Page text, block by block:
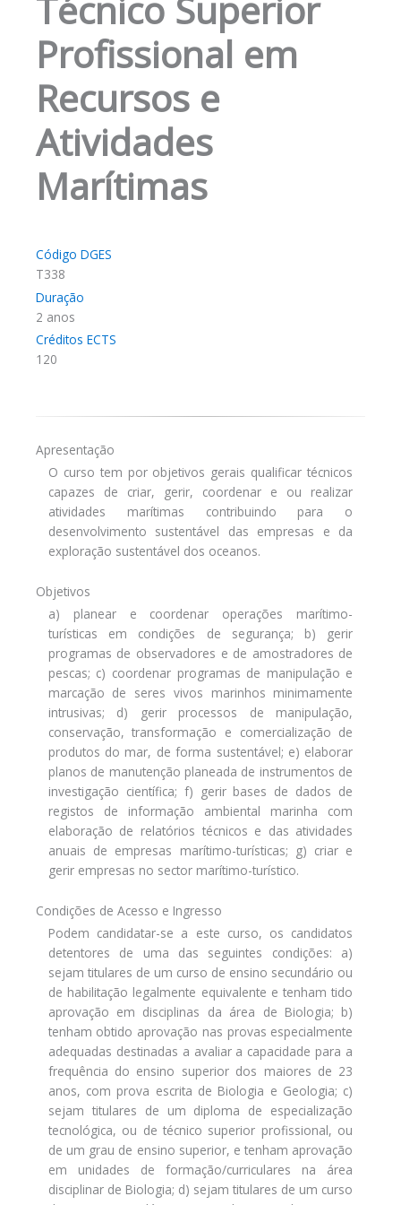
Técnico Superior
Profissional em
Recursos e
Atividades
Marítimas
Código DGES
T338
Duração
2 anos
Créditos ECTS
120
Apresentação
O curso tem por objetivos gerais qualificar técnicos
capazes de criar, gerir, coordenar e ou realizar
atividades marítimas contribuindo para o
desenvolvimento sustentável das empresas e da
exploração sustentável dos oceanos.
Objetivos
a) planear e coordenar operações marítimo-
turísticas em condições de segurança; b) gerir
programas de observadores e de amostradores de
pescas; c) coordenar programas de manipulação e
marcação de seres vivos marinhos minimamente
intrusivas; d) gerir processos de manipulação,
conservação, transformação e comercialização de
produtos do mar, de forma sustentável; e) elaborar
planos de manutenção planeada de instrumentos de
investigação científica; f) gerir bases de dados de
registos de informação ambiental marinha com
elaboração de relatórios técnicos e das atividades
anuais de empresas marítimo-turísticas; g) criar e
gerir empresas no sector marítimo-turístico.
Condições de Acesso e Ingresso
Podem candidatar-se a este curso, os candidatos
detentores de uma das seguintes condições: a)
sejam titulares de um curso de ensino secundário ou
de habilitação legalmente equivalente e tenham tido
aprovação em disciplinas da área de Biologia; b)
tenham obtido aprovação nas provas especialmente
adequadas destinadas a avaliar a capacidade para a
frequência do ensino superior dos maiores de 23
anos, com prova escrita de Biologia e Geologia; c)
sejam titulares de um diploma de especialização
tecnológica, ou de técnico superior profissional, ou
de um grau de ensino superior, e tenham aprovação
em unidades de formação/curriculares na área
disciplinar de Biologia; d) sejam titulares de um curso